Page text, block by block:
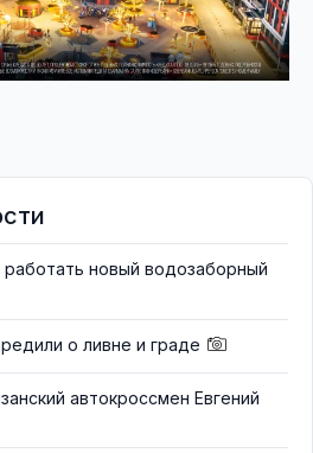
новый водозаборный
о ливне и граде
автокроссмен Евгений